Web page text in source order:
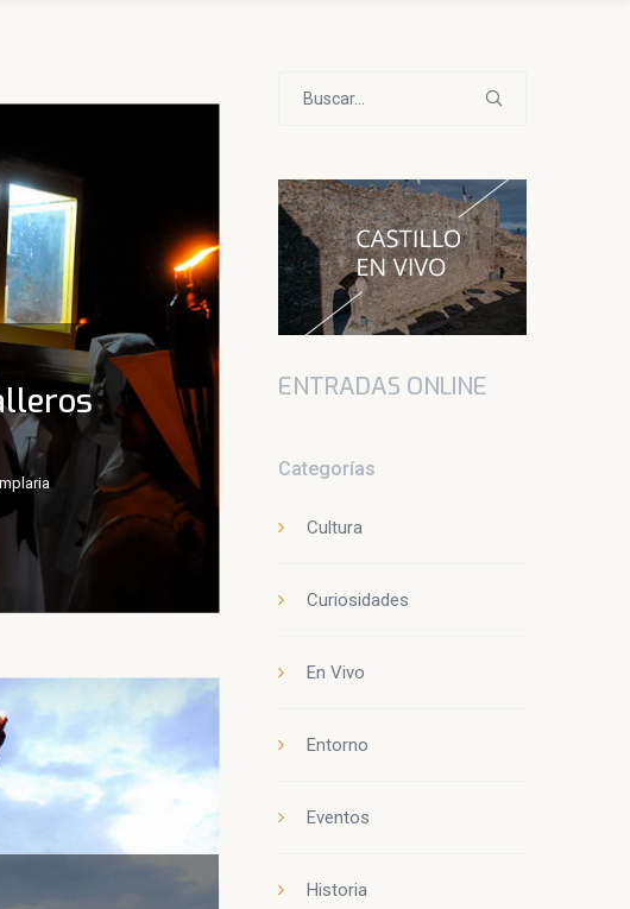
ENTRADAS ONLINE
Categorías
Cultura
Curiosidades
En Vivo
Entorno
Eventos
Historia